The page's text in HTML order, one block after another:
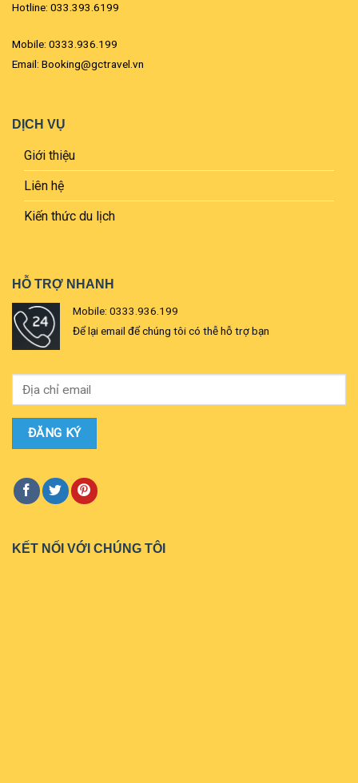
Hotline: 033.393.6199
Mobile: 0333.936.199
Email: Booking@gctravel.vn
DỊCH VỤ
Giới thiệu
Liên hệ
Kiến thức du lịch
HỖ TRỢ NHANH
Mobile: 0333.936.199
Để lại email để chúng tôi có thễ hỗ trợ bạn
KẾT NỐI VỚI CHÚNG TÔI